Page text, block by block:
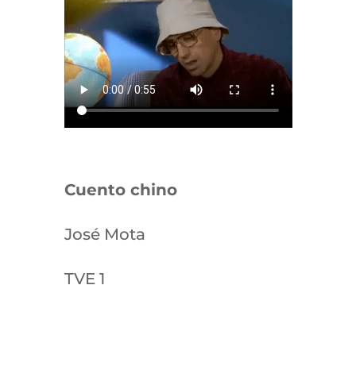
Cuento chino
José Mota
TVE 1